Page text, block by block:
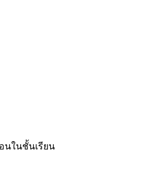
นในชั้นเรียน